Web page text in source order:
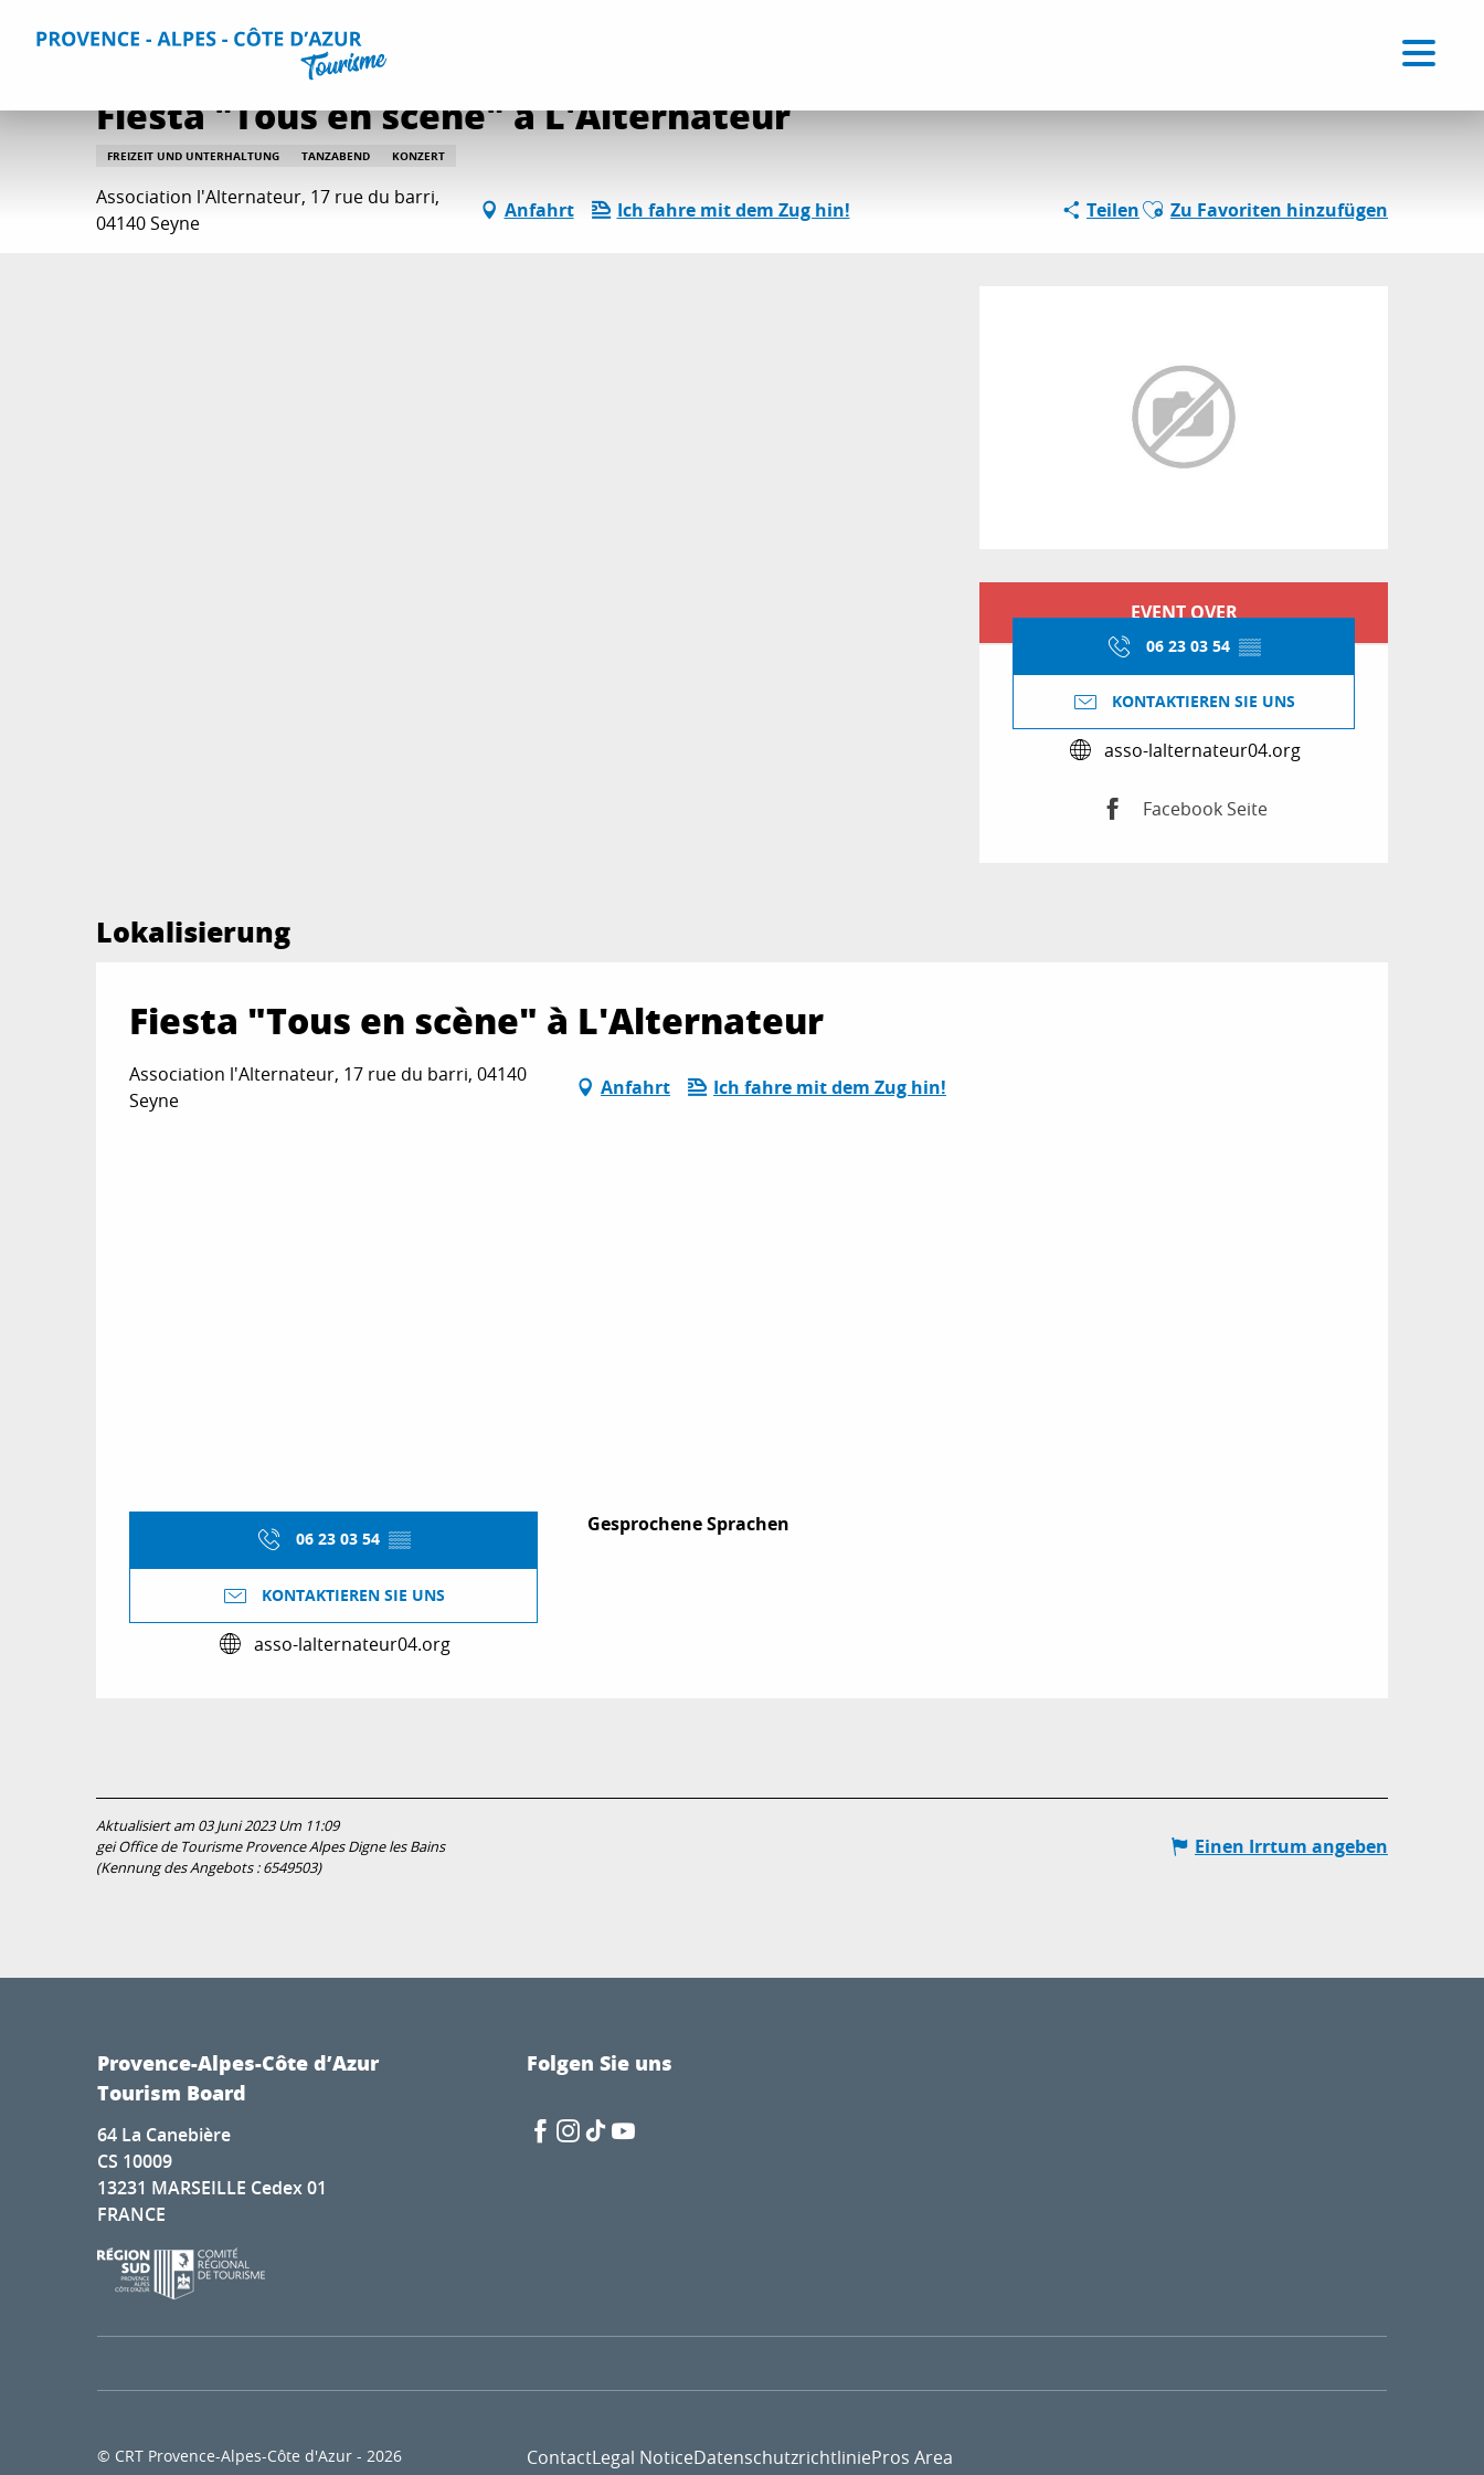
Home Aktivitäten Ausgehtipps und Veranstaltungskalender
Fiesta "Tous en scène" à L'Alternateur
FREIZEIT UND UNTERHALTUNG TANZABEND KONZERT
Association l'Alternateur, 17 rue du barri,
04140 Seyne
Anfahrt Ich fahre mit dem Zug hin! TeilenAjouter aux favoris
Zu Favoriten hinzufügen
Öffnungszeiten &
EVENT OVER
06 23 03 54 ▒▒
KONTAKTIEREN SIE UNS
asso-lalternateur04.org
Facebook Seite
Lokalisierung
Fiesta "Tous en scène" à L'Alternateur
Association l'Alternateur, 17 rue du barri, 04140
Seyne
Anfahrt Ich fahre mit dem Zug hin!
06 23 03 54 ▒▒
KONTAKTIEREN SIE UNS
asso-lalternateur04.org
Gesprochene Sprachen
Gesprochene Sprachen
Aktualisiert am 03 Juni 2023 Um 11:09
gei Office de Tourisme Provence Alpes Digne les Bains
(Kennung des Angebots :6549503)
Einen Irrtum angeben
Provence-Alpes-Côte d’Azur
Tourism Board
64 La Canebière
CS 10009
13231 MARSEILLE Cedex 01
FRANCE
Folgen Sie uns
© CRT Provence-Alpes-Côte d'Azur - 2026 ContactLegal NoticeDatenschutzrichtliniePros Area